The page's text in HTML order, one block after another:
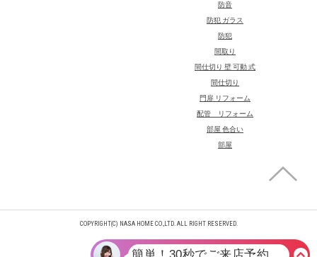
防音
防犯 ガラス
防犯
間取り
間仕切り 壁 可動 式
間仕切り
門扉 リフォーム
配管 リフォーム
部屋 色合い
部屋
COPYRIGHT(C) NASA HOME CO.,LTD. ALL RIGHT RESERVED.